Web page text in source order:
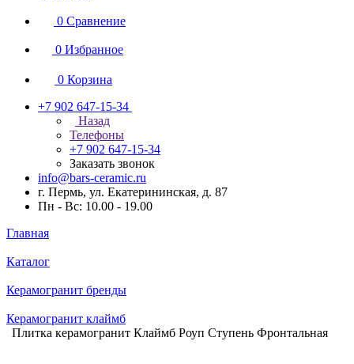
0 Сравнение
0 Избранное
0 Корзина
+7 902 647-15-34
Назад
Телефоны
+7 902 647-15-34
Заказать звонок
info@bars-ceramic.ru
г. Пермь, ул. Екатерининская, д. 87
Пн - Вс: 10.00 - 19.00
Главная
Каталог
Керамогранит бренды
Керамогранит клаймб
Плитка керамогранит Клаймб Роуп Ступень Фронтальная